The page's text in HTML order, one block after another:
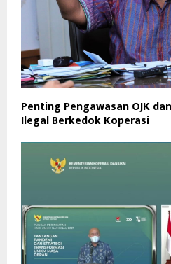
Penting Pengawasan OJK
Ilegal Berkedok Koperasi